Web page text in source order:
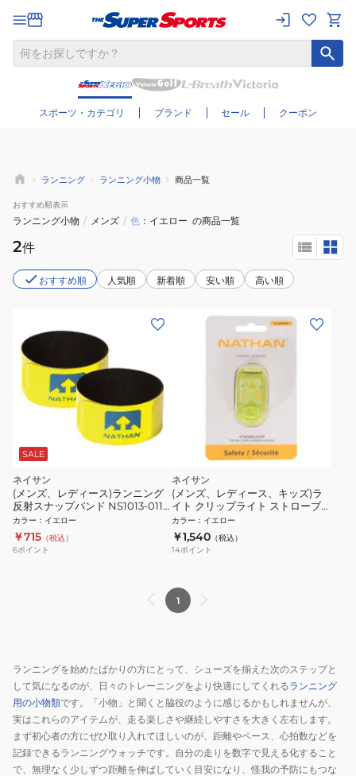
スポーツ・カテゴリ ブランド セール クーポン
さらに絞り込む
ランニング ランニング小物 商品一覧
おすすめ順表示
ランニング小物 / メンズ / 色 イエロー の商品一覧
2件
おすすめ順 人気順 新着順 安い順 高い順
SALE
ネイサン
(メンズ、レディース)ランニング
反射スナップバンド NS1013-0119
ナイトラン
カラー ： イエロー
￥715 （税込）
6ポイント
ネイサン
(メンズ、レディース、キッズ)ラ
イト クリップライト ストローブ
ライト2.0 NS5113-40046
カラー ： イエロー
￥1,540 （税込）
14ポイント
1
ランニングを始めたばかりの方にとって、シューズを揃えた次のステップと
して気になるのが、日々のトレーニングをより快適にしてくれるランニング
用の小物類です。「小物」と聞くと脇役のように感じるかもしれませんが、
実はこれらのアイテムが、走る楽しさや継続しやすさを大きく左右します。
まず初心者の方にぜひ取り入れてほしいのが、距離やペース、心拍数などを
記録できるランニングウォッチです。自分の走りを数字で見える化すること
で、無理なく少しずつ距離を伸ばしていく目安になり、怪我の予防にもつな